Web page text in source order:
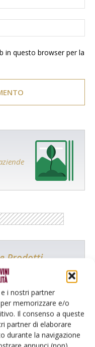
i nostri partner
memorizzare e/o
Il consenso a queste
partner di elaborare
durante la navigazione
in questo browser per la
Prodotti
un'azienda o un